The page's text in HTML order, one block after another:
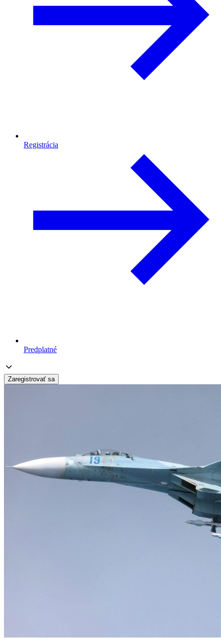
Registrácia
Predplatné
Zaregistrovať sa